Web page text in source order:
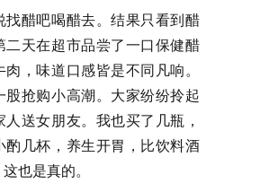
找醋吧喝醋去。结果只看到醋
二天在超市品尝了一口保健醋
，味道口感皆是不同凡响。
股抢购小高潮。大家纷纷拎起
人送女朋友。我也买了几瓶，
酌几杯，养生开胃，比饮料酒
。这也是真的。